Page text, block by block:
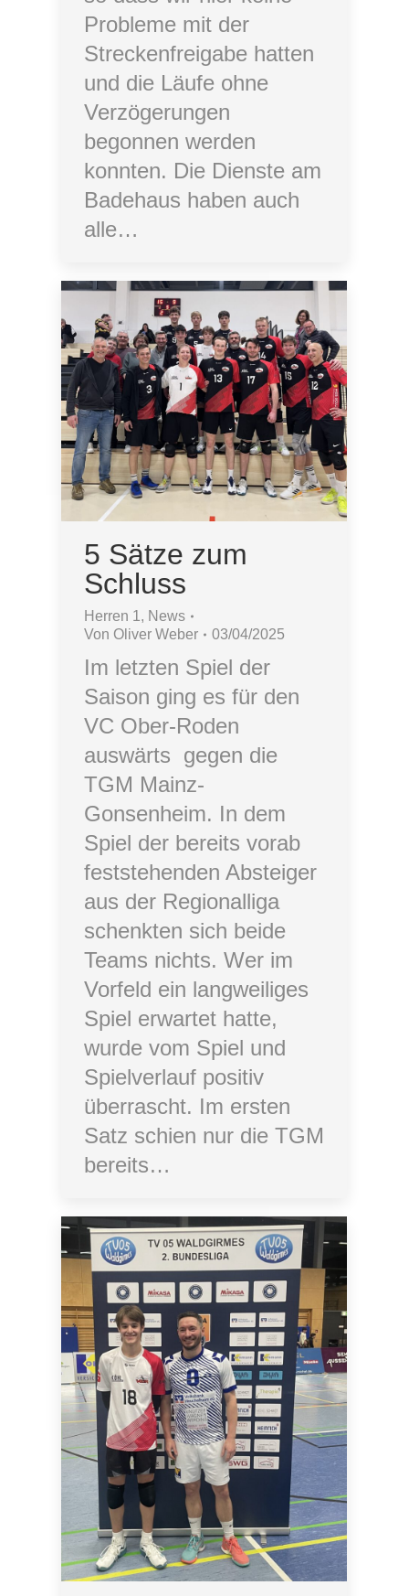
Probleme mit der
Streckenfreigabe hatten
und die Läufe ohne
Verzögerungen
begonnen werden
konnten. Die Dienste am
Badehaus haben auch
alle…
5 Sätze zum
Schluss
Herren 1 , News
Von Oliver Weber 03/04/2025
Im letzten Spiel der
Saison ging es für den
VC Ober-Roden
auswärts gegen die
TGM Mainz-
Gonsenheim. In dem
Spiel der bereits vorab
feststehenden Absteiger
aus der Regionalliga
schenkten sich beide
Teams nichts. Wer im
Vorfeld ein langweiliges
Spiel erwartet hatte,
wurde vom Spiel und
Spielverlauf positiv
überrascht. Im ersten
Satz schien nur die TGM
bereits…